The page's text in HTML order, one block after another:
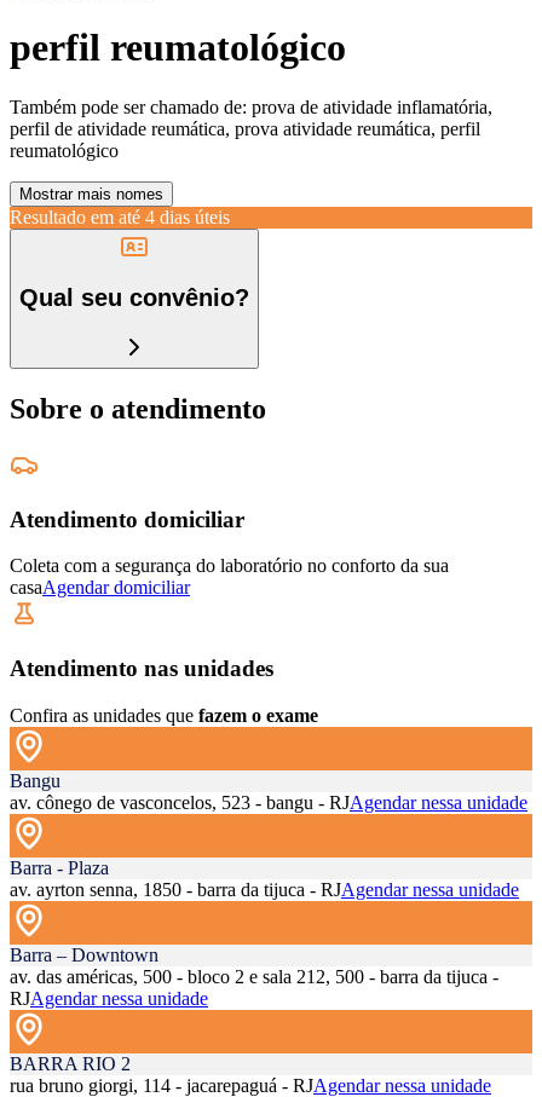
perfil reumatológico
Também pode ser chamado de: prova de atividade inflamatória,
perfil de atividade reumática, prova atividade reumática, perfil
reumatológico
Mostrar mais nomes
Resultado em até 4 dias úteis
Qual seu convênio?
Sobre o atendimento
Atendimento domiciliar
Coleta com a segurança do laboratório no conforto da sua
casaAgendar domiciliar
Atendimento nas unidades
Confira as unidades que fazem o exame
Bangu
av. cônego de vasconcelos, 523 - bangu - RJAgendar nessa unidade
Barra - Plaza
av. ayrton senna, 1850 - barra da tijuca - RJAgendar nessa unidade
Barra – Downtown
av. das américas, 500 - bloco 2 e sala 212, 500 - barra da tijuca -
RJAgendar nessa unidade
BARRA RIO 2
rua bruno giorgi, 114 - jacarepaguá - RJAgendar nessa unidade